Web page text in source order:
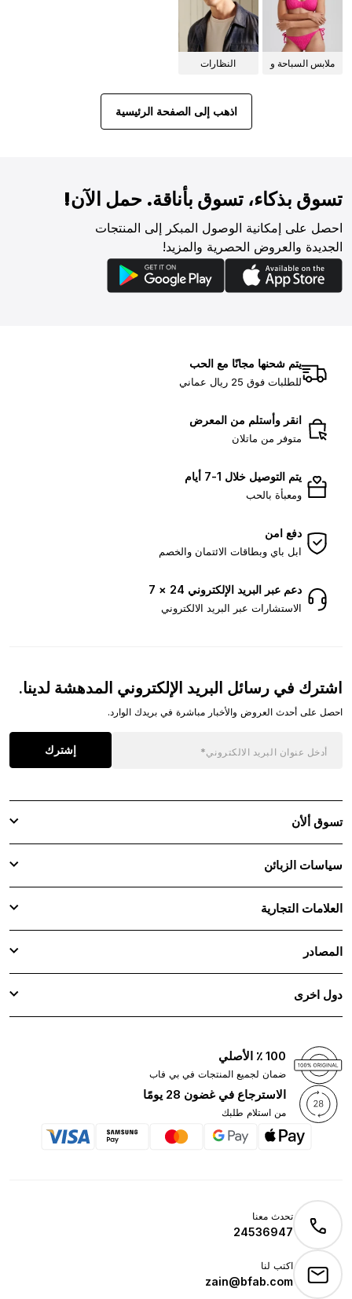
ملابس السباحة و
النظارات
اذهب إلى الصفحة الرئيسية
تسوق بذكاء، تسوق بأناقة. حمل الآن!
احصل على إمكانية الوصول المبكر إلى المنتجات
الجديدة والعروض الحصرية والمزيد!
يتم شحنها مجانًا مع الحب
للطلبات فوق 25 ريال عماني
انقر وأستلم من المعرض
متوفر من ماتلان
يتم التوصيل خلال 1-7 أيام
ومعبأة بالحب
دفع امن
ابل باي وبطاقات الائتمان والخصم
دعم عبر البريد الإلكتروني 24 × 7
الاستشارات عبر البريد الالكتروني
اشترك في رسائل البريد الإلكتروني المدهشة لدينا.
احصل على أحدث العروض والأخبار مباشرة في بريدك الوارد.
إشترك
تسوق ألأن
سياسات الزبائن
العلامات التجارية
المصادر
دول اخرى
100 ٪ الأصلي
ضمان لجميع المنتجات في بي فاب
الاسترجاع في غضون 28 يومًا
من استلام طلبك
تحدث معنا
24536947
اكتب لنا
zain@bfab.com